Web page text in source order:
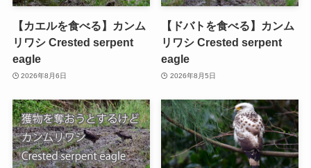
【カエルを食べる】カンム
リワシ Crested serpent
eagle
2026年8月6日
【ドバトを食べる】カンム
リワシ Crested serpent
eagle
2026年8月5日